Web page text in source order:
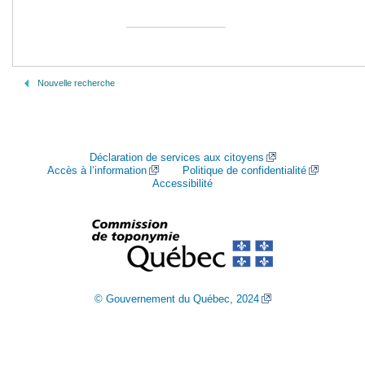
Nouvelle recherche
Déclaration de services aux citoyens
Accès à l’information
Politique de confidentialité
Accessibilité
© Gouvernement du Québec, 2024